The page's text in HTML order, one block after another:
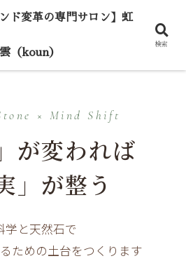
× Mind Shift
が変われば
」が整う
学と天然石で
ための土台をつくります
ド変革の専門サロン】虹
雲（koun）
検索